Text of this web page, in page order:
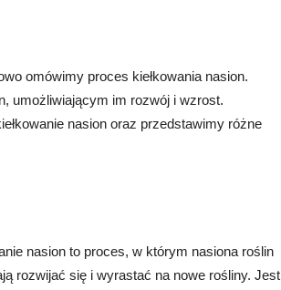
omówimy proces kiełkowania nasion.
umożliwiającym im rozwój i wzrost.
nasion oraz przedstawimy różne
nasion to proces, w którym nasiona roślin
rozwijać się i wyrastać na nowe rośliny. Jest